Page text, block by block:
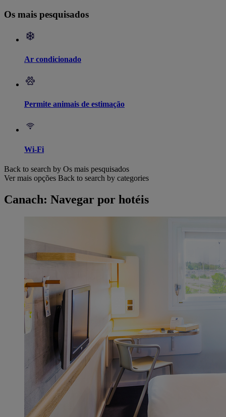
Os mais pesquisados
Ar condicionado
Permite animais de estimação
Wi-Fi
Back to search by Os mais pesquisados
Ver mais opções Back to search by categories
Canach: Navegar por hotéis